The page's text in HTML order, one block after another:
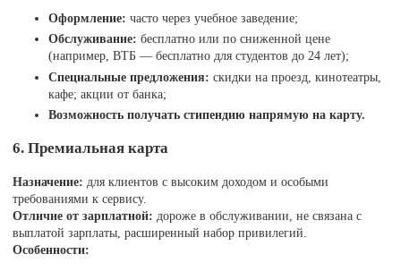
Оформление: часто через учебное заведение;
Обслуживание: бесплатно или по сниженной цене
(например, ВТБ — бесплатно для студентов до 24 лет);
Специальные предложения: скидки на проезд, кинотеатры,
кафе; акции от банка;
Возможность получать стипендию напрямую на карту.
6. Премиальная карта
Назначение: для клиентов с высоким доходом и особыми
требованиями к сервису.
Отличие от зарплатной: дороже в обслуживании, не связана с
выплатой зарплаты, расширенный набор привилегий.
Особенности: